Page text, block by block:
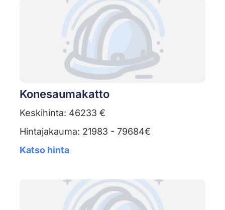
Konesaumakatto
Keskihinta: 46233 €
Hintajakauma: 21983 - 79684€
Katso hinta